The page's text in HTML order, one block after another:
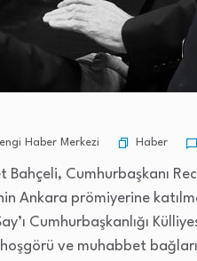
Haber Merkezi Haber
Bahçeli, Cumhurbaşkanı
Ankara prömiyerine
Cumhurbaşkanlığı
ve muhabbet